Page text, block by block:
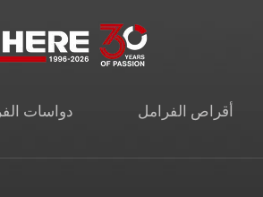
أقراص الفرامل دواسات